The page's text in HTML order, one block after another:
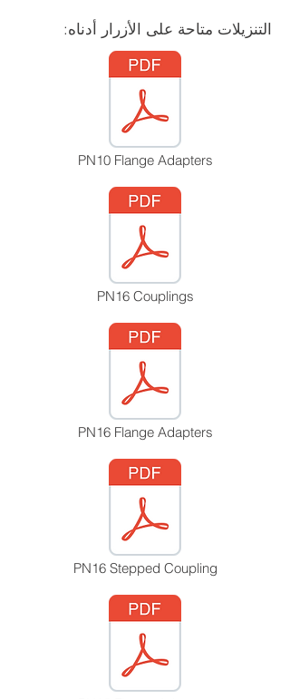
التنزيلات متاحة على الأزرار أدناه:
PN10 Flange Adapters
PN16 Couplings
PN16 Flange Adapters
PN16 Stepped Coupling